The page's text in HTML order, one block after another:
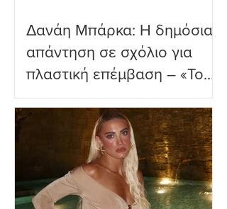
Δανάη Μπάρκα: Η δημόσια
απάντηση σε σχόλιο για
πλαστική επέμβαση – «Το
ωραιότερο σχόλιο που